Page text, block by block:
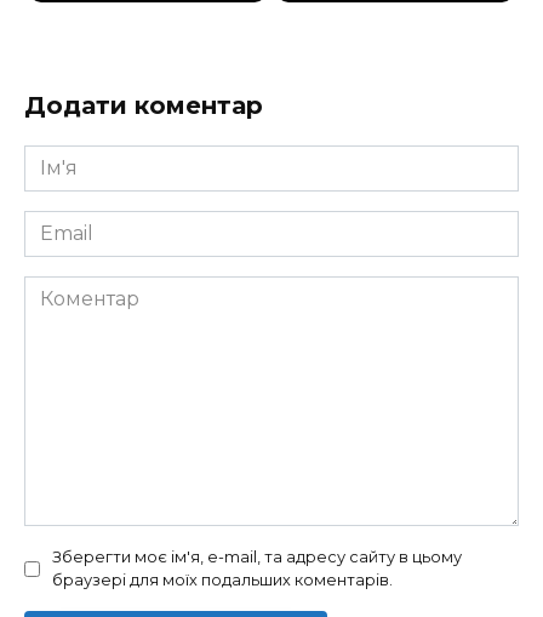
Додати коментар
Ім'я
*
Email
*
Коментар
Зберегти моє ім'я, e-mail, та адресу сайту в цьому
браузері для моїх подальших коментарів.